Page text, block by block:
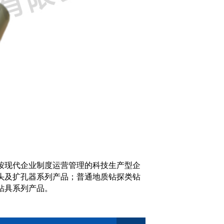
代企业制度运营管理的科技生产型企
扩孔器系列产品；普通地质钻探类钻
系列产品。